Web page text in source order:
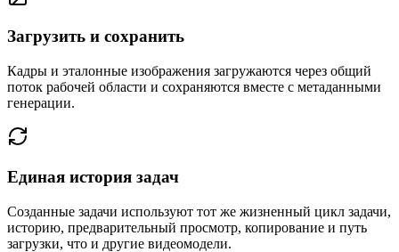
Загрузить и сохранить
Кадры и эталонные изображения загружаются через общий
поток рабочей области и сохраняются вместе с метаданными
генерации.
Единая история задач
Созданные задачи используют тот же жизненный цикл задачи,
историю, предварительный просмотр, копирование и путь
загрузки, что и другие видеомодели.